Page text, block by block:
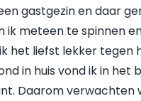
gastgezin en daar
ik meteen te spinnen
het liefst lekker tegen
in huis vond ik in het
Daarom verwachten